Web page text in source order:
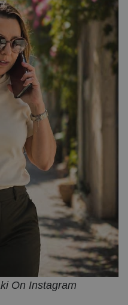
On Instagram